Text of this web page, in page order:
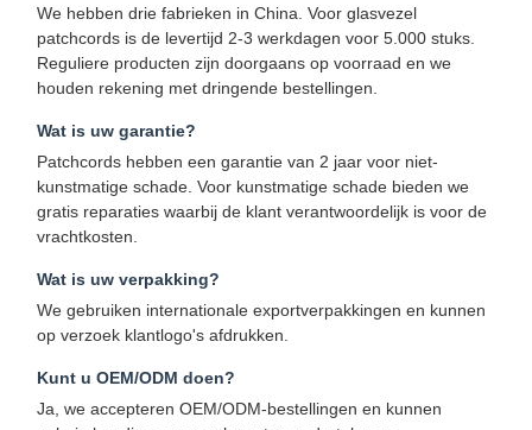
We hebben drie fabrieken in China. Voor glasvezel
patchcords is de levertijd 2-3 werkdagen voor 5.000 stuks.
Reguliere producten zijn doorgaans op voorraad en we
houden rekening met dringende bestellingen.
Wat is uw garantie?
Patchcords hebben een garantie van 2 jaar voor niet-
kunstmatige schade. Voor kunstmatige schade bieden we
gratis reparaties waarbij de klant verantwoordelijk is voor de
vrachtkosten.
Wat is uw verpakking?
We gebruiken internationale exportverpakkingen en kunnen
op verzoek klantlogo's afdrukken.
Kunt u OEM/ODM doen?
Ja, we accepteren OEM/ODM-bestellingen en kunnen